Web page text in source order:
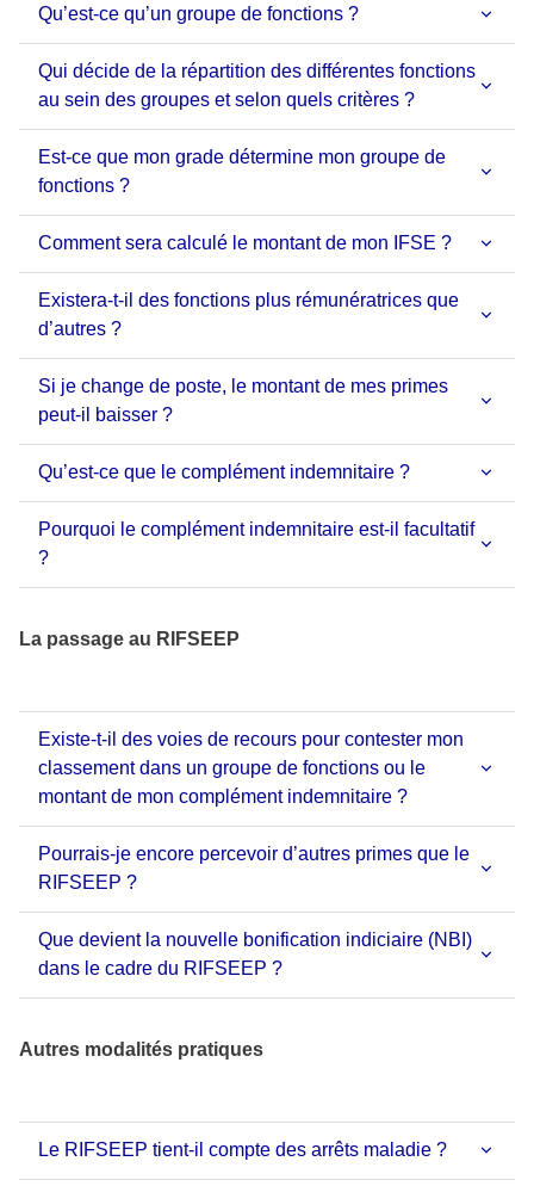
Qu’est-ce qu’un groupe de fonctions ?
Qui décide de la répartition des différentes fonctions
au sein des groupes et selon quels critères ?
Est-ce que mon grade détermine mon groupe de
fonctions ?
Comment sera calculé le montant de mon IFSE ?
Existera-t-il des fonctions plus rémunératrices que
d’autres ?
Si je change de poste, le montant de mes primes
peut-il baisser ?
Qu’est-ce que le complément indemnitaire ?
Pourquoi le complément indemnitaire est-il facultatif
?
La passage au RIFSEEP
Existe-t-il des voies de recours pour contester mon
classement dans un groupe de fonctions ou le
montant de mon complément indemnitaire ?
Pourrais-je encore percevoir d’autres primes que le
RIFSEEP ?
Que devient la nouvelle bonification indiciaire (NBI)
dans le cadre du RIFSEEP ?
Autres modalités pratiques
Le RIFSEEP tient-il compte des arrêts maladie ?